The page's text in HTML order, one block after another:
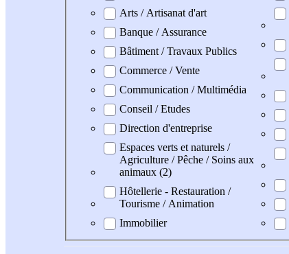
Arts / Artisanat d'art
Banque / Assurance
Bâtiment / Travaux Publics
Commerce / Vente
Communication / Multimédia
Conseil / Etudes
Direction d'entreprise
Espaces verts et naturels /
Agriculture / Pêche / Soins aux
animaux (2)
Hôtellerie - Restauration /
Tourisme / Animation
Immobilier